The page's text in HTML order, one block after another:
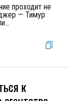
проходит не
— Тимур
...
к